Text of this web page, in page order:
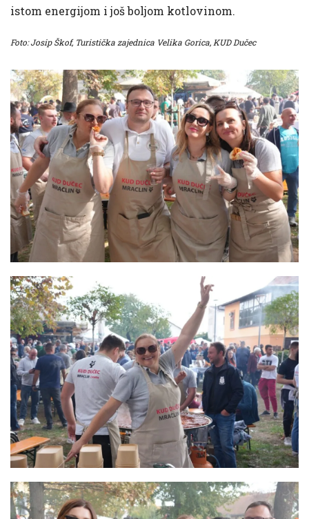
istom energijom i još boljom kotlovinom.
Foto: Josip Škof, Turistička zajednica Velika Gorica, KUD Dučec